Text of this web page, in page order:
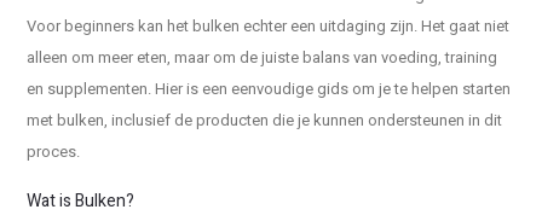
Voor beginners kan het bulken echter een uitdaging zijn. Het gaat niet
alleen om meer eten, maar om de juiste balans van voeding, training
en supplementen. Hier is een eenvoudige gids om je te helpen starten
met bulken, inclusief de producten die je kunnen ondersteunen in dit
proces.
Wat is Bulken?